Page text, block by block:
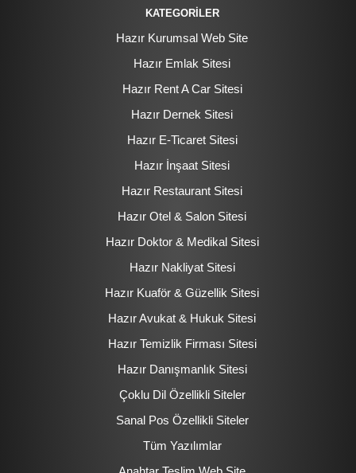
KATEGORİLER
Hazır Kurumsal Web Site
Hazır Emlak Sitesi
Hazır Rent A Car Sitesi
Hazır Dernek Sitesi
Hazır E-Ticaret Sitesi
Hazır İnşaat Sitesi
Hazır Restaurant Sitesi
Hazır Otel & Salon Sitesi
Hazır Doktor & Medikal Sitesi
Hazır Nakliyat Sitesi
Hazır Kuaför & Güzellik Sitesi
Hazır Avukat & Hukuk Sitesi
Hazır Temizlik Firması Sitesi
Hazır Danışmanlık Sitesi
Çoklu Dil Özellikli Siteler
Sanal Pos Özellikli Siteler
Tüm Yazılımlar